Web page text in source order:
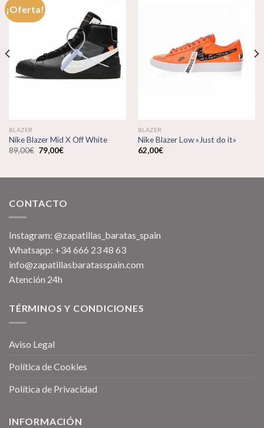
¡Oferta!
Añadir
a la
lista de
deseos
BLAZER
Nike Blazer Mid X Off White
89,00€ El
precio
89,00€.
79,00€El
79,00€.
lista de
deseos
BLAZER
Nike Blazer Low »Just do it»
62,00€
CONTACTO
Instagram: @zapatillas_baratas_spain
Whatsapp: +34 666 23 48 63
info@zapatillasbaratasspain.com
Atención 24h
TÉRMINOS Y CONDICIONES
Aviso Legal
Política de Cookies
Política de Privacidad
INFORMACIÓN